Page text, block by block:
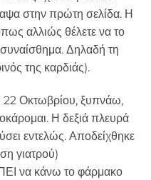
στην πρώτη σελίδα. Η
αλλιώς θέλετε να το
συναίσθημα. Δηλαδή τη
της καρδιάς).
22 Οκτωβρίου, ξυπνάω,
Η δεξιά πλευρά
εντελώς. Αποδείχθηκε
γιατρού)
να κάνω το φάρμακο